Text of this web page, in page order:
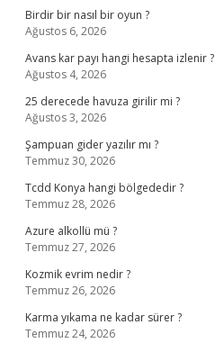
Birdir bir nasıl bir oyun ?
Ağustos 6, 2026
Avans kar payı hangi hesapta izlenir ?
Ağustos 4, 2026
25 derecede havuza girilir mi ?
Ağustos 3, 2026
Şampuan gider yazılır mı ?
Temmuz 30, 2026
Tcdd Konya hangi bölgededir ?
Temmuz 28, 2026
Azure alkollü mü ?
Temmuz 27, 2026
Kozmik evrim nedir ?
Temmuz 26, 2026
Karma yıkama ne kadar sürer ?
Temmuz 24, 2026